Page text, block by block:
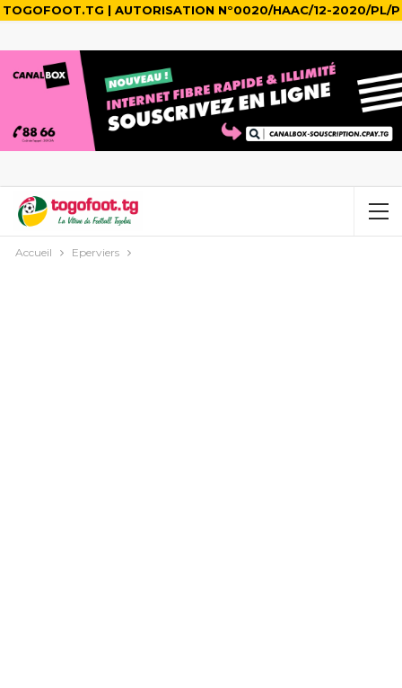
TOGOFOOT.TG | AUTORISATION N°0020/HAAC/12-2020/PL/P
Accueil Eperviers